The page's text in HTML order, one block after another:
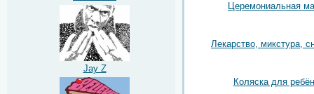
Jay Z
Церемониальная
Лекарство, микстура,
Коляска для